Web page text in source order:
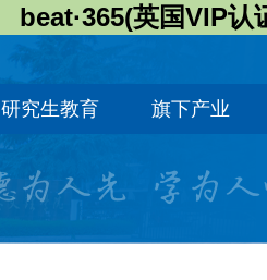
beat·365(英国VIP
研究生教育 旗下产业